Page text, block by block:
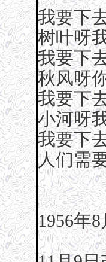
我要下
树叶呀
我要下
秋风呀
我要下
小河呀
我要下
人们需
1956年